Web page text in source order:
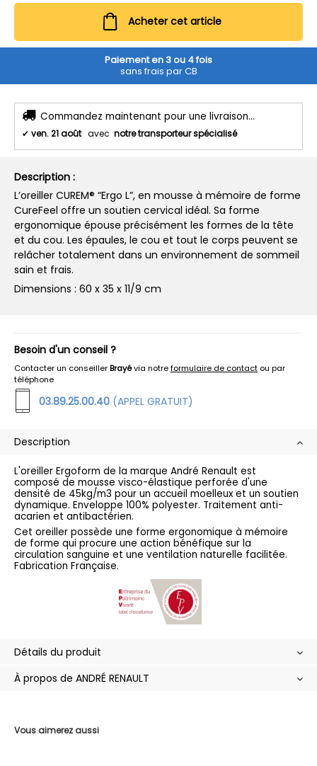
Acheter cet article
Paiement en 3 ou 4 fois
sans frais par CB
Commandez maintenant pour une livraison...
✔ ven. 21 août avec notre transporteur spécialisé
Description :
L’oreiller CUREM® “Ergo L”, en mousse à mémoire de forme
CureFeel offre un soutien cervical idéal. Sa forme
ergonomique épouse précisément les formes de la tête
et du cou. Les épaules, le cou et tout le corps peuvent se
relâcher totalement dans un environnement de sommeil
sain et frais.
Dimensions : 60 x 35 x 11/9 cm
Besoin d'un conseil ?
Contacter un conseillerBrayévia notreformulaire de contact ou par
téléphone
03.89.25.00.40 (APPEL GRATUIT)
Vous aimerez aussi
Description
L'oreiller Ergoform de la marque André Renault est
composé de mousse visco-élastique perforée d'une
densité de 45kg/m3 pour un accueil moelleux et un soutien
dynamique. Enveloppe 100% polyester. Traitement anti-
acarien et antibactérien.
Cet oreiller possède une forme ergonomique à mémoire
de forme qui procure une action bénéfique sur la
circulation sanguine et une ventilation naturelle facilitée.
Fabrication Française.
Détails du produit
À propos de ANDRÉ RENAULT